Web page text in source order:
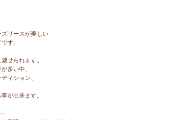
リースが美しい
す。
せられます。
多い中、
ィション、
が出来ます。